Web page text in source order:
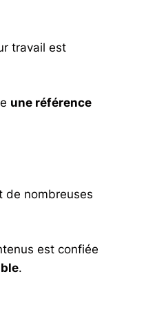
travail est
une référence
de nombreuses
est confiée
.